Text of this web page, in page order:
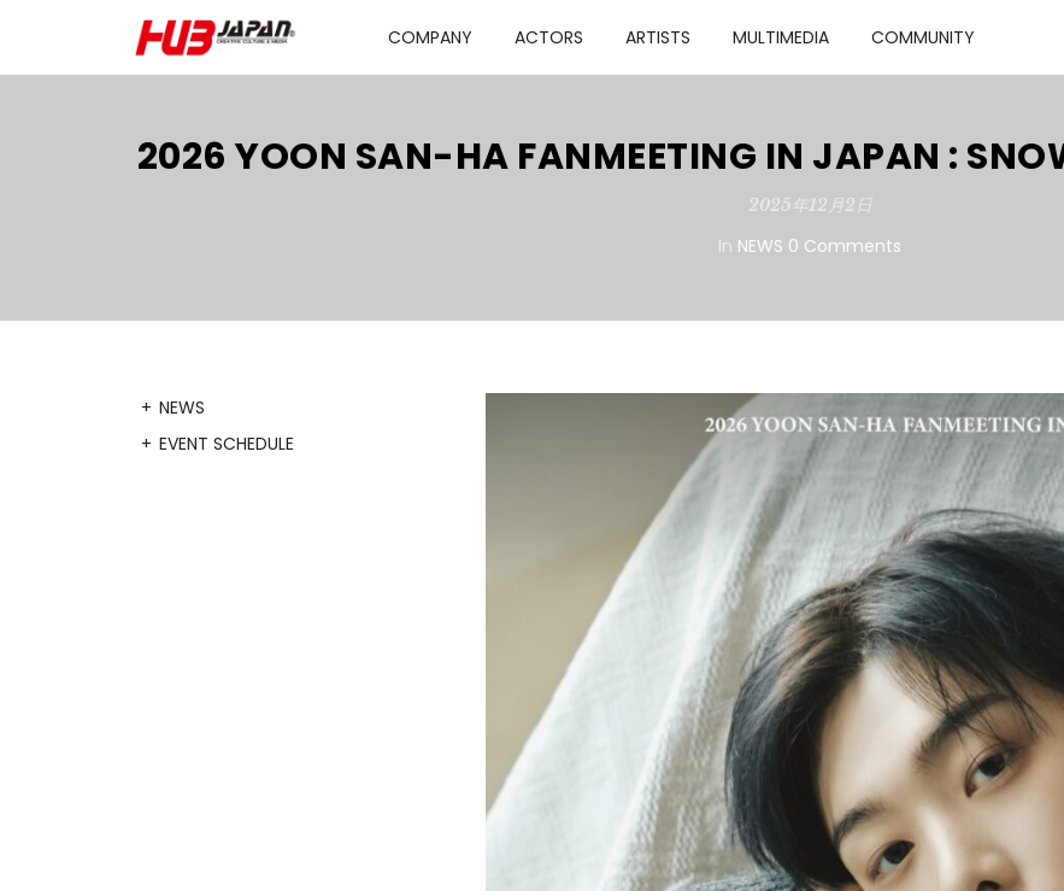
COMPANY ACTORS ARTISTS MULTIMEDIA COMMUNITY
2026 YOON SAN-HA FANMEETING IN JAPAN :
2025年12月2日
In NEWS 0 Comments
NEWS
EVENT SCHEDULE